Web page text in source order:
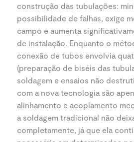
construção das tubulações:
possibilidade de falhas, exige
campo e aumenta
de instalação. Enquanto o
conexão de tubos envolvia
(preparação de biséis das
soldagem e ensaios não
com a nova tecnologia são
alinhamento e acoplamento
a soldagem tradicional não
completamente, já que ela